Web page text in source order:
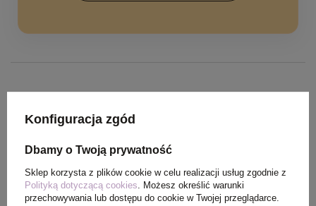
Materiał
poliester 190T, włókno
Wymiary ⌀ 960 mm, dł. 565 mm
Konfiguracja zgód
Dbamy o Twoją prywatność
Sklep korzysta z plików cookie w celu realizacji usług zgodnie z
Polityką dotyczącą cookies . Możesz określić warunki
przechowywania lub dostępu do cookie w Twojej przeglądarce.